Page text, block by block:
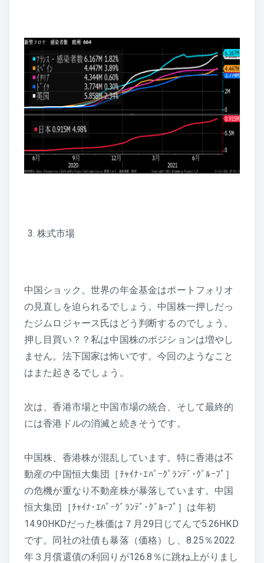
株式市場
中国ショック。世界の年金基金はポートフォリオ
の見直しを迫られるでしょう。中国株一押しだっ
たジムロジャース氏はどう判断するのでしょう。
押し目買い？？私は中国株のポジションは増やし
ません。法下国家は怖いです。今回のようなこと
はまた起きるでしょう。
次は、香港市場と中国市場の統合、そして最終的
には香港ドルの消滅と続きそうです。
中国株、香港株が混乱しています。特に香港は不
動産の中国恒大集団［ﾁｬｲﾅ･ｴﾊﾞｰｸﾞﾗﾝﾃﾞ･ｸﾞﾙｰﾌﾟ］
の危機が重なり不動産株が暴落しています。中国
恒大集団［ﾁｬｲﾅ･ｴﾊﾞｰｸﾞﾗﾝﾃﾞ･ｸﾞﾙｰﾌﾟ］は年初
14.90HKDだった株価は７月29日じてんで5.26HKD
です。同社の社債も暴落（価格）し、8.25％2022
年３月償還債の利回りが126.8％に跳ね上がりまし